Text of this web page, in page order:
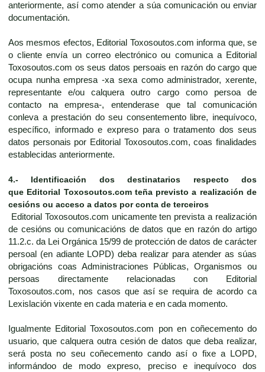
anteriormente, así como atender a súa comunicación ou enviar
documentación.
Aos mesmos efectos, Editorial Toxosoutos.com informa que, se
o cliente envía un correo electrónico ou comunica a Editorial
Toxosoutos.com os seus datos persoais en razón do cargo que
ocupa nunha empresa -xa sexa como administrador, xerente,
representante e/ou calquera outro cargo como persoa de
contacto na empresa-, entenderase que tal comunicación
conleva a prestación do seu consentemento libre, inequívoco,
específico, informado e expreso para o tratamento dos seus
datos personais por Editorial Toxosoutos.com, coas finalidades
establecidas anteriormente.
4.- Identificación dos destinatarios respecto dos
que Editorial Toxosoutos.com teña previsto a realización de
cesións ou acceso a datos por conta de terceiros
Editorial Toxosoutos.com unicamente ten prevista a realización
de cesións ou comunicacións de datos que en razón do artigo
11.2.c. da Lei Orgánica 15/99 de protección de datos de carácter
persoal (en adiante LOPD) deba realizar para atender as súas
obrigacións coas Administraciones Públicas, Organismos ou
persoas directamente relacionadas con Editorial
Toxosoutos.com, nos casos que así se requira de acordo ca
Lexislación vixente en cada materia e en cada momento.
Igualmente Editorial Toxosoutos.com pon en coñecemento do
usuario, que calquera outra cesión de datos que deba realizar,
será posta no seu coñecemento cando así o fixe a LOPD,
informándoo de modo expreso, preciso e inequívoco dos